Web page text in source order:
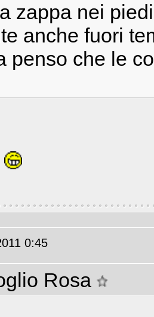
zappa nei
anche fuori
penso che le
0:45
Rosa